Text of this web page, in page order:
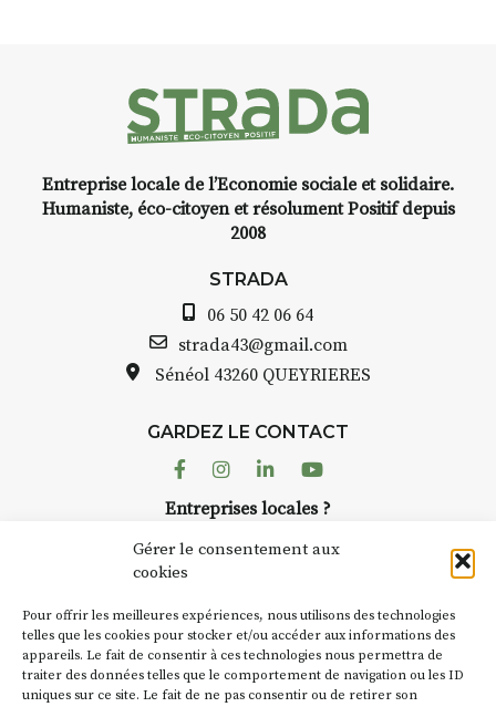
Gérer le consentement aux
cookies
Pour offrir les meilleures expériences, nous utilisons des technologies
telles que les cookies pour stocker et/ou accéder aux informations des
appareils. Le fait de consentir à ces technologies nous permettra de
traiter des données telles que le comportement de navigation ou les ID
uniques sur ce site. Le fait de ne pas consentir ou de retirer son
Entreprise locale de l’Economie sociale et solidaire.
Humaniste, éco-citoyen et résolument Positif depuis
2008
STRADA
06 50 42 06 64
strada43@gmail.com
Sénéol 43260 QUEYRIERES
GARDEZ LE CONTACT
FacebookInstagram
LinkedinYoutube
Entreprises locales ?
Suivez toute l'actu de Strada